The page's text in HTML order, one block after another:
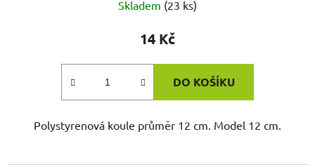
Skladem (23 ks)
14 Kč
DO KOŠÍKU
Polystyrenová koule průměr 12 cm. Model 12 cm.